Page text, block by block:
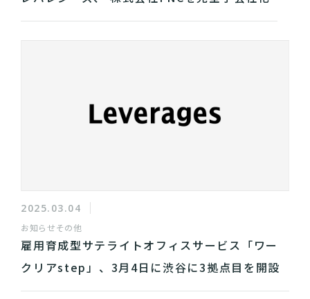
2025.03.04
お知らせその他
雇用育成型サテライトオフィスサービス「ワー
クリアstep」、3月4日に渋谷に3拠点目を開設